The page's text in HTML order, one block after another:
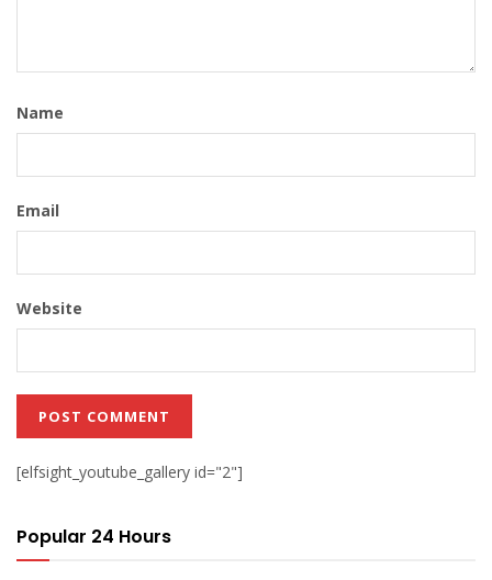
Name
Email
Website
[elfsight_youtube_gallery id="2"]
Popular 24 Hours